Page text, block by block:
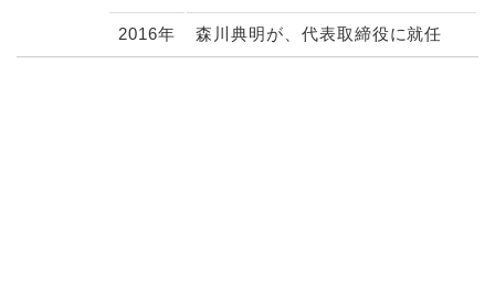
2016年 森川典明が、代表取締役に就任